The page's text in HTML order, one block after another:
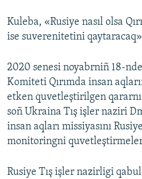
Kuleba, «Rusiye nasıl olsa
ise suverenitetini
2020 senesi noyabrniñ 18-
Komiteti Qırımda insan
etken quvetleştirilgen
soñ Ukraina Tış işler naziri
insan aqları missiyasını
monitoringni
Rusiye Tış işler nazirligi